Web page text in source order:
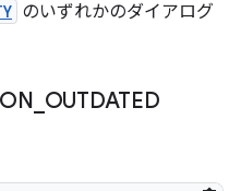
のいずれかのダイアログ
OUTDATED